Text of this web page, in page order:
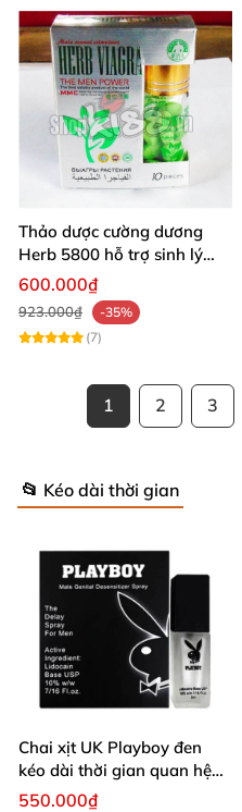
Thảo dược cường dương
Herb 5800 hỗ trợ sinh lý
nam mạnh mẽ kéo dài
600.000₫
923.000₫
-35%
(7)
1 2 3
📂 Kéo dài thời gian
Chai xịt UK Playboy đen
kéo dài thời gian quan hệ
5ml nhỏ gọn
550.000₫